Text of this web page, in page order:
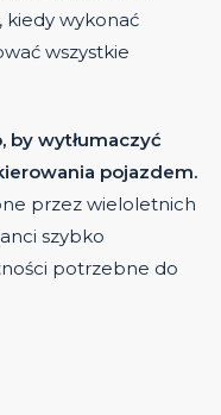
kiedy wykonać
wszystkie
by wytłumaczyć
pojazdem.
przez wieloletnich
szybko
potrzebne do